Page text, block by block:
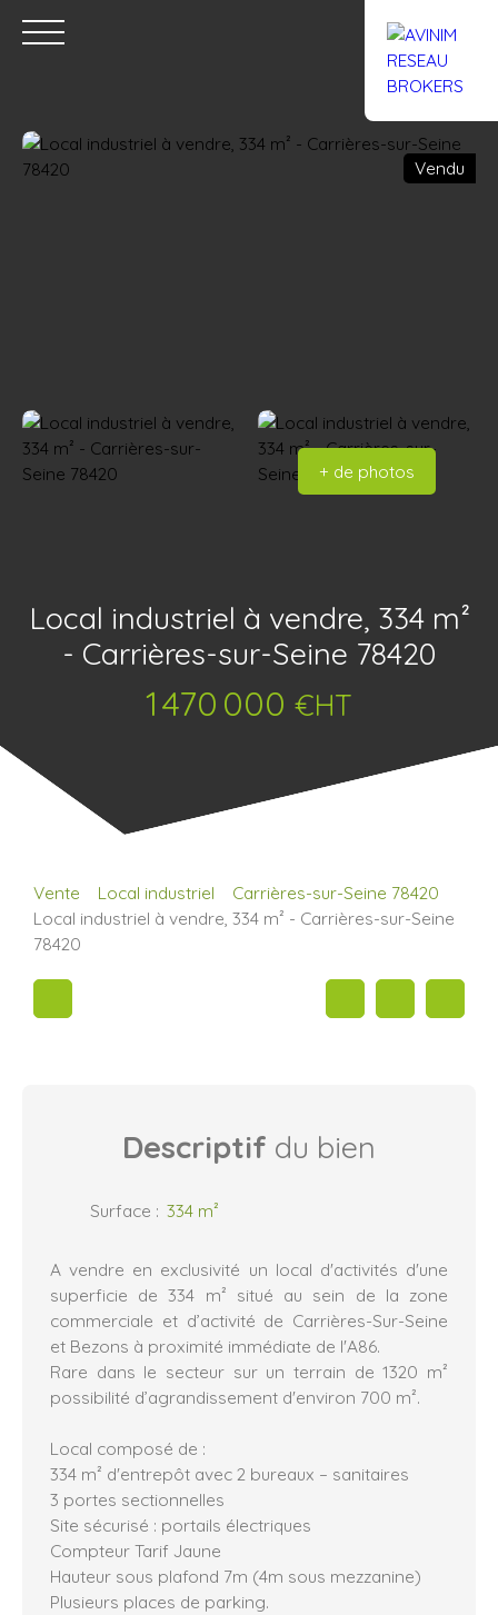
Vendu
+ de photos
Local industriel à vendre, 334 m²
- Carrières-sur-Seine 78420
1 470 000 €HT
Vente Local industriel
Carrières-sur-Seine 78420
Local industriel à vendre, 334 m² - Carrières-sur-Seine
78420
Descriptif du bien
Surface : 334 m²
A vendre en exclusivité un local d'activités d'une
superficie de 334 m² situé au sein de la zone
commerciale et d’activité de Carrières-Sur-Seine
et Bezons à proximité immédiate de l'A86.
Rare dans le secteur sur un terrain de 1320 m²
possibilité d’agrandissement d'environ 700 m².
Local composé de :
334 m² d'entrepôt avec 2 bureaux – sanitaires
3 portes sectionnelles
Site sécurisé : portails électriques
Compteur Tarif Jaune
Hauteur sous plafond 7m (4m sous mezzanine)
Plusieurs places de parking.